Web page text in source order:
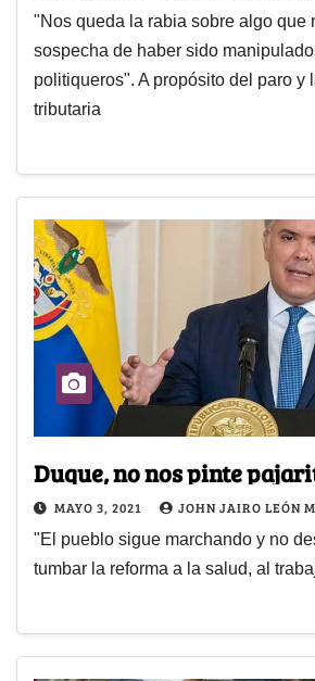
"Nos queda la rabia sobre algo que
sospecha de haber sido
politiqueros". A propósito del paro y
tributaria
Duque, no nos pinte
MAYO 3, 2021 JOHN JAIRO LEÓN
"El pueblo sigue marchando y no
tumbar la reforma a la salud, al